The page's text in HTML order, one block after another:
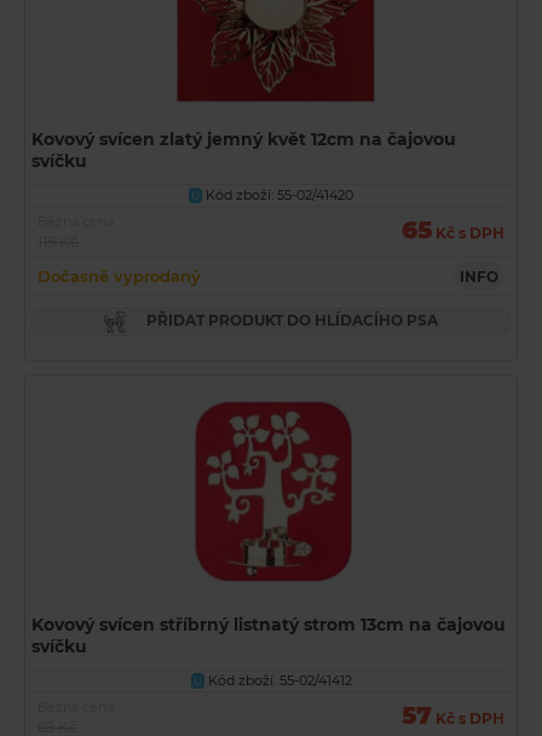
Kovový svícen zlatý jemný květ 12cm na čajovou
svíčku
U
Kód zboží: 55-02/41420
65 Kč s DPH
Dočasně vyprodaný INFO
PŘIDAT PRODUKT DO HLÍDACÍHO PSA
Kovový svícen stříbrný listnatý strom 13cm na čajovou
svíčku
U Kód zboží: 55-02/41412
57 Kč s DPH